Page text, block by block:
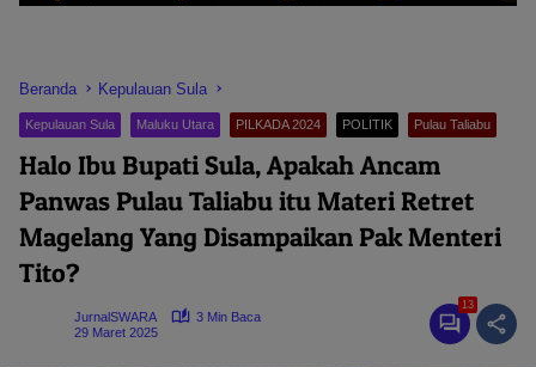
Beranda Kepulauan Sula
Kepulauan Sula Maluku Utara PILKADA 2024 POLITIK Pulau Taliabu
Halo Ibu Bupati Sula, Apakah Ancam
Panwas Pulau Taliabu itu Materi Retret
Magelang Yang Disampaikan Pak Menteri
Tito?
JurnalSWARA
3 Min Baca
29 Maret 2025
13